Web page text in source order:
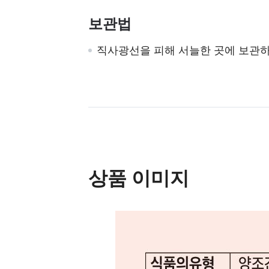
보관법
직사광선을 피해 서늘한 곳에 보관
상품 이미지